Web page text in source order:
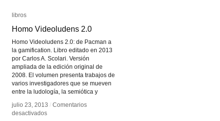
libros
Homo Videoludens 2.0
Homo Videoludens 2.0: de Pacman a
la gamification. Libro editado en 2013
por Carlos A. Scolari. Versión
ampliada de la edición original de
2008. El volumen presenta trabajos de
varios investigadores que se mueven
entre la ludología, la semiótica y
julio 23, 2013 / Comentarios
desactivadosen
libros
Homo Videoludens 2.0
julio 23, 2013 / Comentarios
desactivadosen